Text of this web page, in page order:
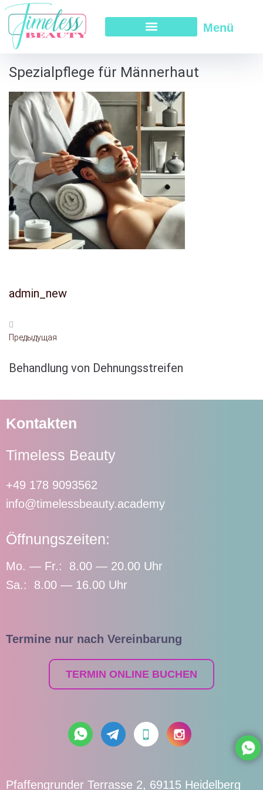
Menü
Spezialpflege für Männerhaut
admin_new
Предыдущая
Behandlung von Dehnungsstreifen
Kontakten
Timeless Beauty
+49 178 9093562
info@timelessbeauty.academy
Öffnungszeiten:
Mo. — Fr.: 8.00 — 20.00 Uhr
Sa.: 8.00 — 16.00 Uhr
Termine nur nach Vereinbarung
TERMIN ONLINE BUCHEN
Pfaffengrunder Terrasse 2, 69115 Heidelberg